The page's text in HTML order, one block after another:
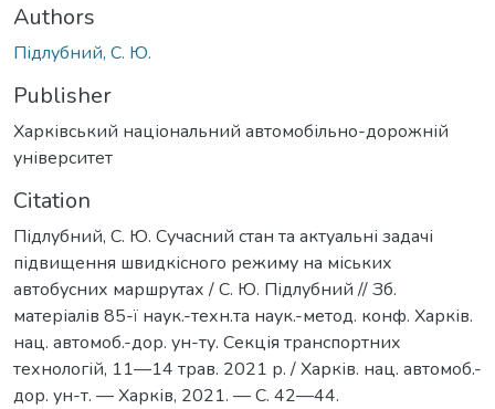
Authors
Підлубний, С. Ю.
Publisher
Харківський національний автомобільно-дорожній
університет
Citation
Підлубний, С. Ю. Сучасний стан та актуальні задачі
підвищення швидкісного режиму на міських
автобусних маршрутах / С. Ю. Підлубний // Зб.
матеріалів 85-ї наук.-техн.та наук.-метод. конф. Харків.
нац. автомоб.-дор. ун-ту. Секція транспортних
технологій, 11—14 трав. 2021 р. / Харків. нац. автомоб.-
дор. ун-т. — Харків, 2021. — С. 42—44.